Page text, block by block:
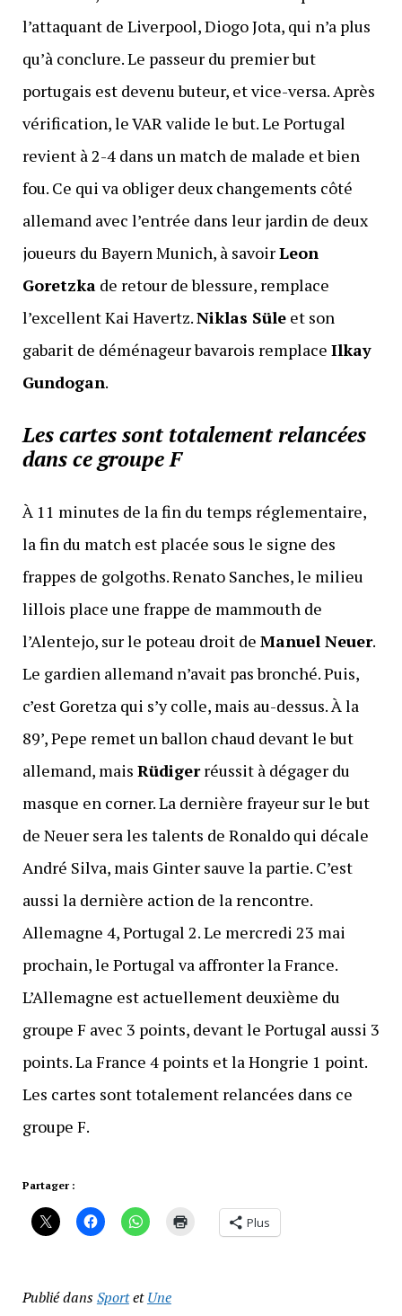
l’attaquant de Liverpool, Diogo Jota, qui n’a plus
qu’à conclure. Le passeur du premier but
portugais est devenu buteur, et vice-versa. Après
vérification, le VAR valide le but. Le Portugal
revient à 2-4 dans un match de malade et bien
fou. Ce qui va obliger deux changements côté
allemand avec l’entrée dans leur jardin de deux
joueurs du Bayern Munich, à savoirLeon
Goretzkade retour de blessure, remplace
l’excellent Kai Havertz.Niklas Süleet son
gabarit de déménageur bavarois remplace Ilkay
Gundogan.
Les cartes sont totalement relancées
dans ce groupe F
À 11 minutes de la fin du temps réglementaire,
la fin du match est placée sous le signe des
frappes de golgoths. Renato Sanches, le milieu
lillois place une frappe de mammouth de
l’Alentejo, sur le poteau droit de Manuel Neuer.
Le gardien allemand n’avait pas bronché. Puis,
c’est Goretza qui s’y colle, mais au-dessus. À la
89’, Pepe remet un ballon chaud devant le but
allemand, mais Rüdigerréussit à dégager du
masque en corner. La dernière frayeur sur le but
de Neuer sera les talents de Ronaldo qui décale
André Silva, mais Ginter sauve la partie. C’est
aussi la dernière action de la rencontre.
Allemagne 4, Portugal 2. Le mercredi 23 mai
prochain, le Portugal va affronter la France.
L’Allemagne est actuellement deuxième du
groupe F avec 3 points, devant le Portugal aussi 3
points. La France 4 points et la Hongrie 1 point.
Les cartes sont totalement relancées dans ce
groupe F.
Partager :
Plus
Publié dansSportetUne